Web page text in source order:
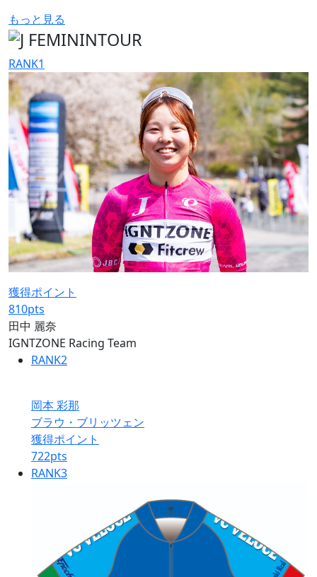
もっと見る
RANK1
獲得ポイント
810pts
田中 麗奈
IGNTZONE Racing Team
RANK2
岡本 彩那
ブラウ・ブリッツェン
獲得ポイント
722pts
RANK3